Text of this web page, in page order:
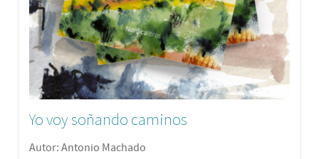
Yo voy soñando caminos
Autor: Antonio Machado